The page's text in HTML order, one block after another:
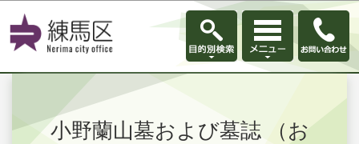
このページの本文へ移動
小野蘭山墓および墓誌 （お